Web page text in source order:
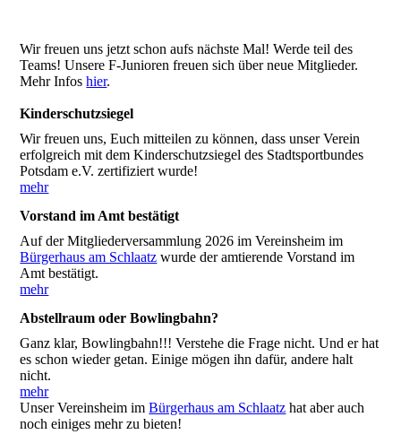
Wir freuen uns jetzt schon aufs nächste Mal! Werde teil des
Teams! Unsere F-Junioren freuen sich über neue Mitglieder.
Mehr Infoshier.
Kinderschutzsiegel
Wir freuen uns, Euch mitteilen zu können, dass unser Verein
erfolgreich mit dem Kinderschutzsiegel des Stadtsportbundes
Potsdam e.V. zertifiziert wurde!
mehr
Vorstand im Amt bestätigt
Auf der Mitgliederversammlung 2026 im Vereinsheim im
Bürgerhaus am Schlaatz wurde der amtierende Vorstand im
Amt bestätigt.
mehr
Abstellraum oder Bowlingbahn?
Ganz klar, Bowlingbahn!!! Verstehe die Frage nicht. Und er hat
es schon wieder getan. Einige mögen ihn dafür, andere halt
nicht.
mehr
Unser Vereinsheim imBürgerhaus am Schlaatz hat aber auch
noch einiges mehr zu bieten!